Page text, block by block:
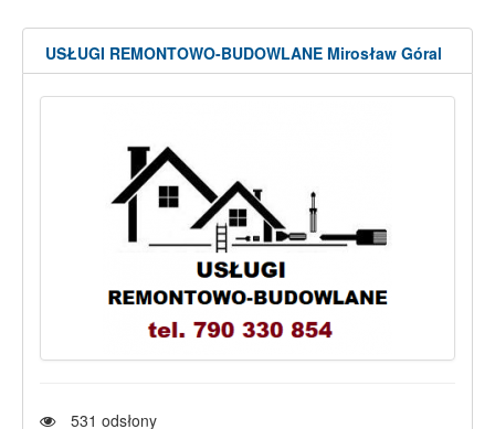
USŁUGI REMONTOWO-BUDOWLANE Mirosław Góral
531 odsłony